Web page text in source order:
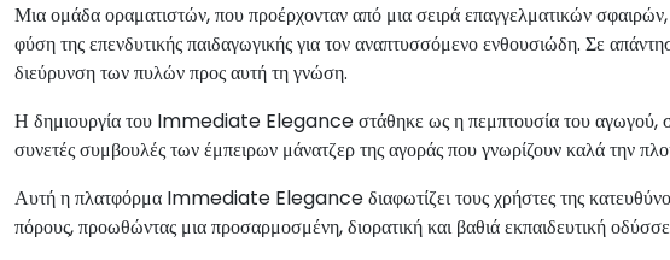
Μια ομάδα οραματιστών, που προέρχονταν από μια σειρά επαγγελματικών
φύση της επενδυτικής παιδαγωγικής για τον αναπτυσσόμενο ενθουσιώδη. Σε
διεύρυνση των πυλών προς αυτή τη γνώση.
Η δημιουργία του Immediate Elegance στάθηκε ως η πεμπτουσία του αγωγού,
συνετές συμβουλές των έμπειρων μάνατζερ της αγοράς που γνωρίζουν καλά την
Αυτή η πλατφόρμα Immediate Elegance διαφωτίζει τους χρήστες της
πόρους, προωθώντας μια προσαρμοσμένη, διορατική και βαθιά εκπαιδευτική